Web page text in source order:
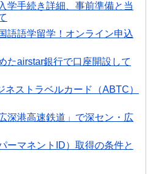
学手続き詳細、事前準備と当
語語学留学！オンライン申込
たairstar銀行で口座開設して
ネストラベルカード（ABTC）
深港高速鉄道」で深セン・広
ーマネントID）取得の条件と